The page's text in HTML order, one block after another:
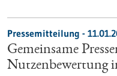
Pressemitteilung -
Gemeinsame
Nutzenbewertung